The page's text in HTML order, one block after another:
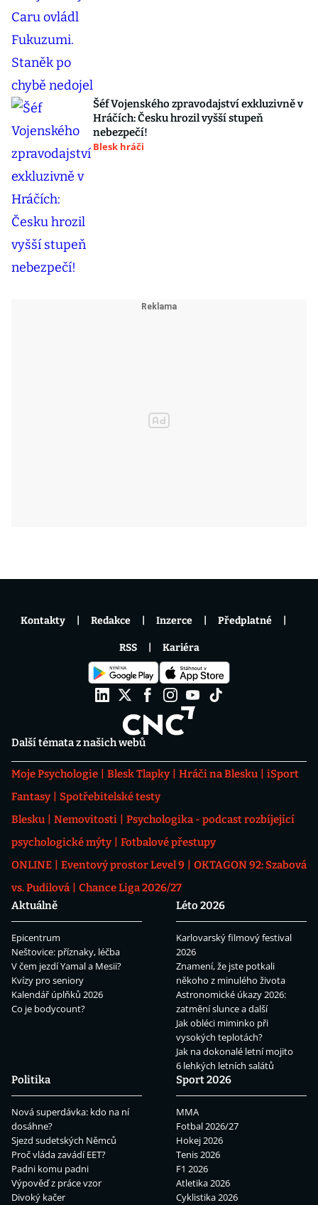
Šéf Vojenského zpravodajství exkluzivně v
Hráčích: Česku hrozil vyšší stupeň
nebezpečí!
Blesk hráči
Další témata z našich webů
Moje Psychologie Blesk Tlapky Hráči na Blesku
iSport
Fantasy
Spotřebitelské testy
Blesku
Nemovitosti
Psychologika - podcast rozbíjející
psychologické mýty
Fotbalové přestupy
ONLINE
Eventový prostor Level 9
OKTAGON 92: Szabová
vs. Pudilová
Chance Liga 2026/27
Aktuálně
Epicentrum
Neštovice: příznaky, léčba
V čem jezdí Yamal a Mesii?
Kvízy pro seniory
Kalendář úplňků 2026
Co je bodycount?
Léto 2026
Karlovarský filmový festival
2026
Znamení, že jste potkali
někoho z minulého života
Astronomické úkazy 2026:
zatmění slunce a další
Jak obléci miminko při
vysokých teplotách?
Jak na dokonalé letní mojito
6 lehkých letních salátů
Politika
Nová superdávka: kdo na ní
dosáhne?
Sjezd sudetských Němců
Proč vláda zavádí EET?
Padni komu padni
Výpověď z práce vzor
Divoký kačer
Sport 2026
MMA
Fotbal 2026/27
Hokej 2026
Tenis 2026
F1 2026
Atletika 2026
Cyklistika 2026
Kontakty Redakce Inzerce Předplatné
RSS Kariéra